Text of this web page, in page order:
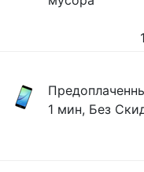
1 мин, Без